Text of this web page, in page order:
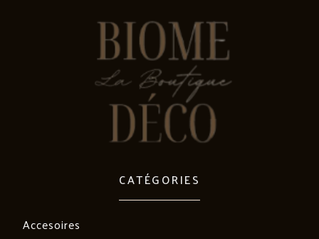
CATÉGORIES
Accesoires